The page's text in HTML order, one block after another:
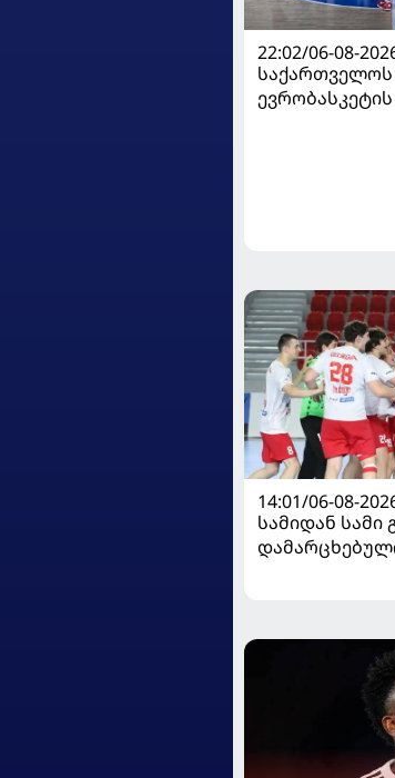
22:02/06-08-
საქართველოს
14:01/06-08-
სამიდან სამი